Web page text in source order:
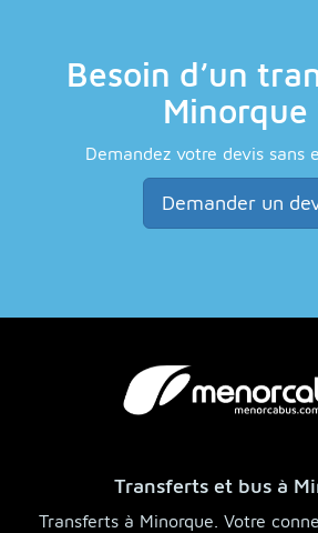
Besoin d’un
Minorque
Demandez votre devis sans
Demander un
Transferts et bus à
Transferts à Minorque. Votre